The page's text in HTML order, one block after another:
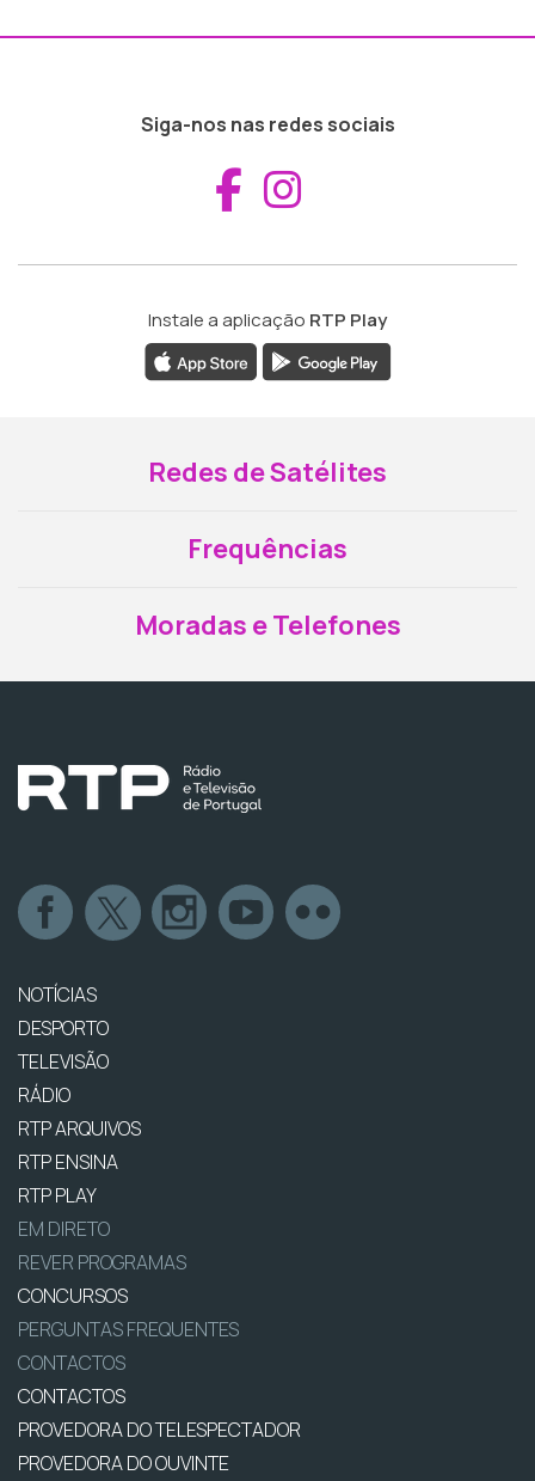
Siga-nos nas redes sociais
Aceder ao
Instale a aplicação RTP Play
Redes de Satélites
Frequências
Moradas e Telefones
NOTÍCIAS
DESPORTO
TELEVISÃO
RÁDIO
RTP ARQUIVOS
RTP ENSINA
RTP PLAY
EM DIRETO
REVER PROGRAMAS
CONCURSOS
PERGUNTAS FREQUENTES
CONTACTOS
CONTACTOS
PROVEDORA DO TELESPECTADOR
PROVEDORA DO OUVINTE